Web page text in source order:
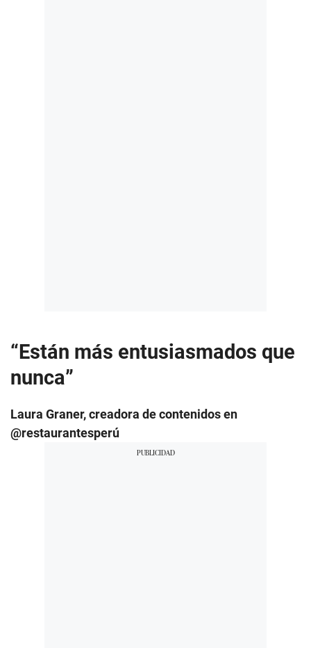
“Están más entusiasmados que
nunca”
Laura Graner, creadora de contenidos en
@restaurantesperú